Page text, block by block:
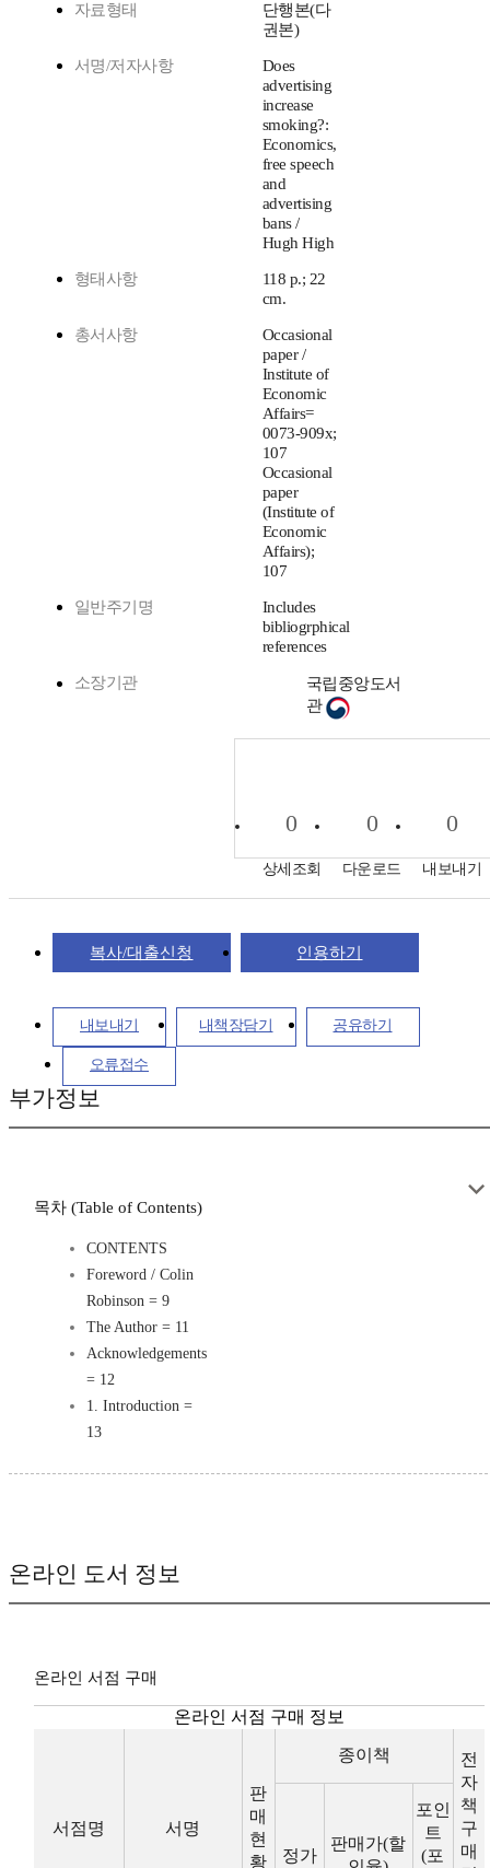
자료형태
단행본(다
권본)
서명/저자사항
Does
advertising
increase
smoking?:
Economics,
free speech
and
advertising
bans /
Hugh High
형태사항
118 p.; 22
cm.
총서사항
Occasional
paper /
Institute of
Economic
Affairs=
0073-909x;
107
Occasional
paper
(Institute of
Economic
Affairs);
107
일반주기명
Includes
bibliogrphical
references
소장기관
국립중앙도서
관
0
상세조회
0
다운로드
0
내보내기
복사/대출신청 인용하기
내보내기 내책장담기 공유하기
오류접수
부가정보
목차 (Table of Contents)
CONTENTS
Foreword / Colin
Robinson = 9
The Author = 11
Acknowledgements
= 12
1. Introduction =
13
온라인 도서 정보
온라인 서점 구매
온라인 서점 구매 정보
서점명 서명
판
매
현
황
종이책
전
자
책
구
매
정가
판매가(할
포인
트
(포